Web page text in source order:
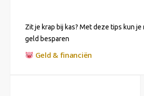
Zit je krap bij kas? Met deze tips kun je
geld besparen
Geld & financiën